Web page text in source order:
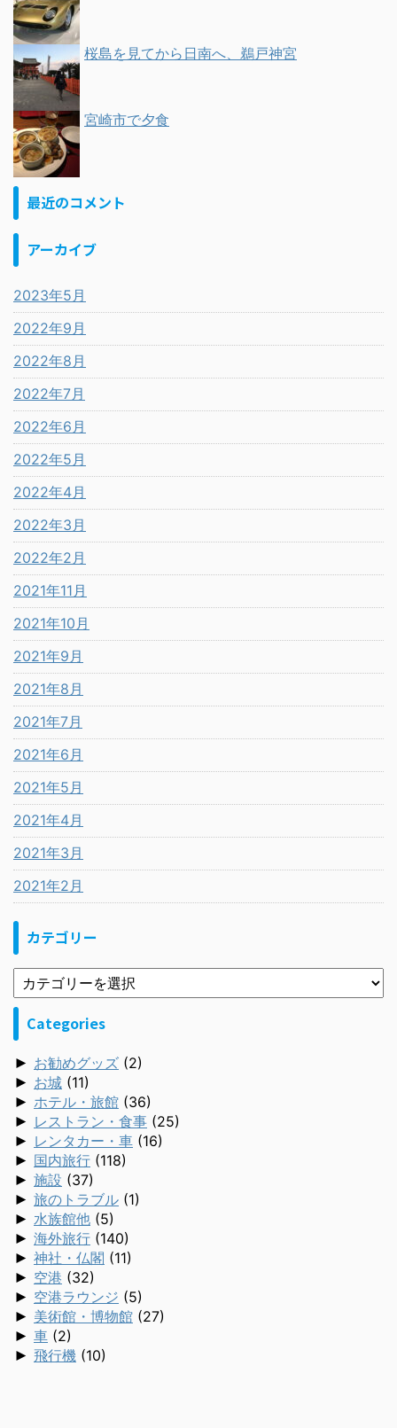
桜島を見てから日南へ、鵜戸神宮
宮崎市で夕食
最近のコメント
アーカイブ
2023年5月
2022年9月
2022年8月
2022年7月
2022年6月
2022年5月
2022年4月
2022年3月
2022年2月
2021年11月
2021年10月
2021年9月
2021年8月
2021年7月
2021年6月
2021年5月
2021年4月
2021年3月
2021年2月
カテゴリー
Categories
► お勧めグッズ (2)
► お城 (11)
► ホテル・旅館 (36)
► レストラン・食事 (25)
► レンタカー・車 (16)
► 国内旅行 (118)
► 施設 (37)
► 旅のトラブル (1)
► 水族館他 (5)
► 海外旅行 (140)
► 神社・仏閣 (11)
► 空港 (32)
► 空港ラウンジ (5)
► 美術館・博物館 (27)
► 車 (2)
► 飛行機 (10)